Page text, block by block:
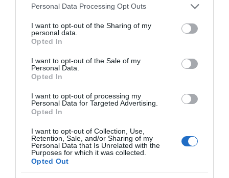
Please note that this website/app uses one or more Google
not limited to your visit or usage behaviour. You may click to
grant or deny consent to Google and its third-party tags to
use your data for below specified purposes in below Google
consent section.
Personal Data Processing Opt Outs
I want to opt-out of the Sharing of my
personal data.
Opted In
I want to opt-out of the Sale of my
Personal Data.
Opted In
I want to opt-out of processing my
Personal Data for Targeted Advertising.
Opted In
I want to opt-out of Collection, Use,
Retention, Sale, and/or Sharing of my
Personal Data that Is Unrelated with the
Purposes for which it was collected.
Opted Out
06.08.2026 | 21:40
Σοκ στην Εύβοια με την κοπέλα
που έπεσε από την γέφυρα: Τα
νεότερα για την υγεία της
06.08.2026 | 21:20
Νεότερα για τη Φωτιά στη Σκύρο:
– Νέο βίντεο
06.08.2026 | 21:00
Καφές: Τα οφέλη της μέτριας
κατανάλωσης σύμφωνα με ειδικό
στο μικροβίωμα του εντέρου
06.08.2026 | 21:00
Εύβοια
Εύβοια: Σήμερα το
τελευταίο αντίο στον
37χρονο που έχασε τη
ζωή του σε τροχαίο με
αγριογούρουνο
Φωτιά στη Σκύρο:
Παραμένουν ισχυρές
δυνάμεις της
Πυροσβεστικής